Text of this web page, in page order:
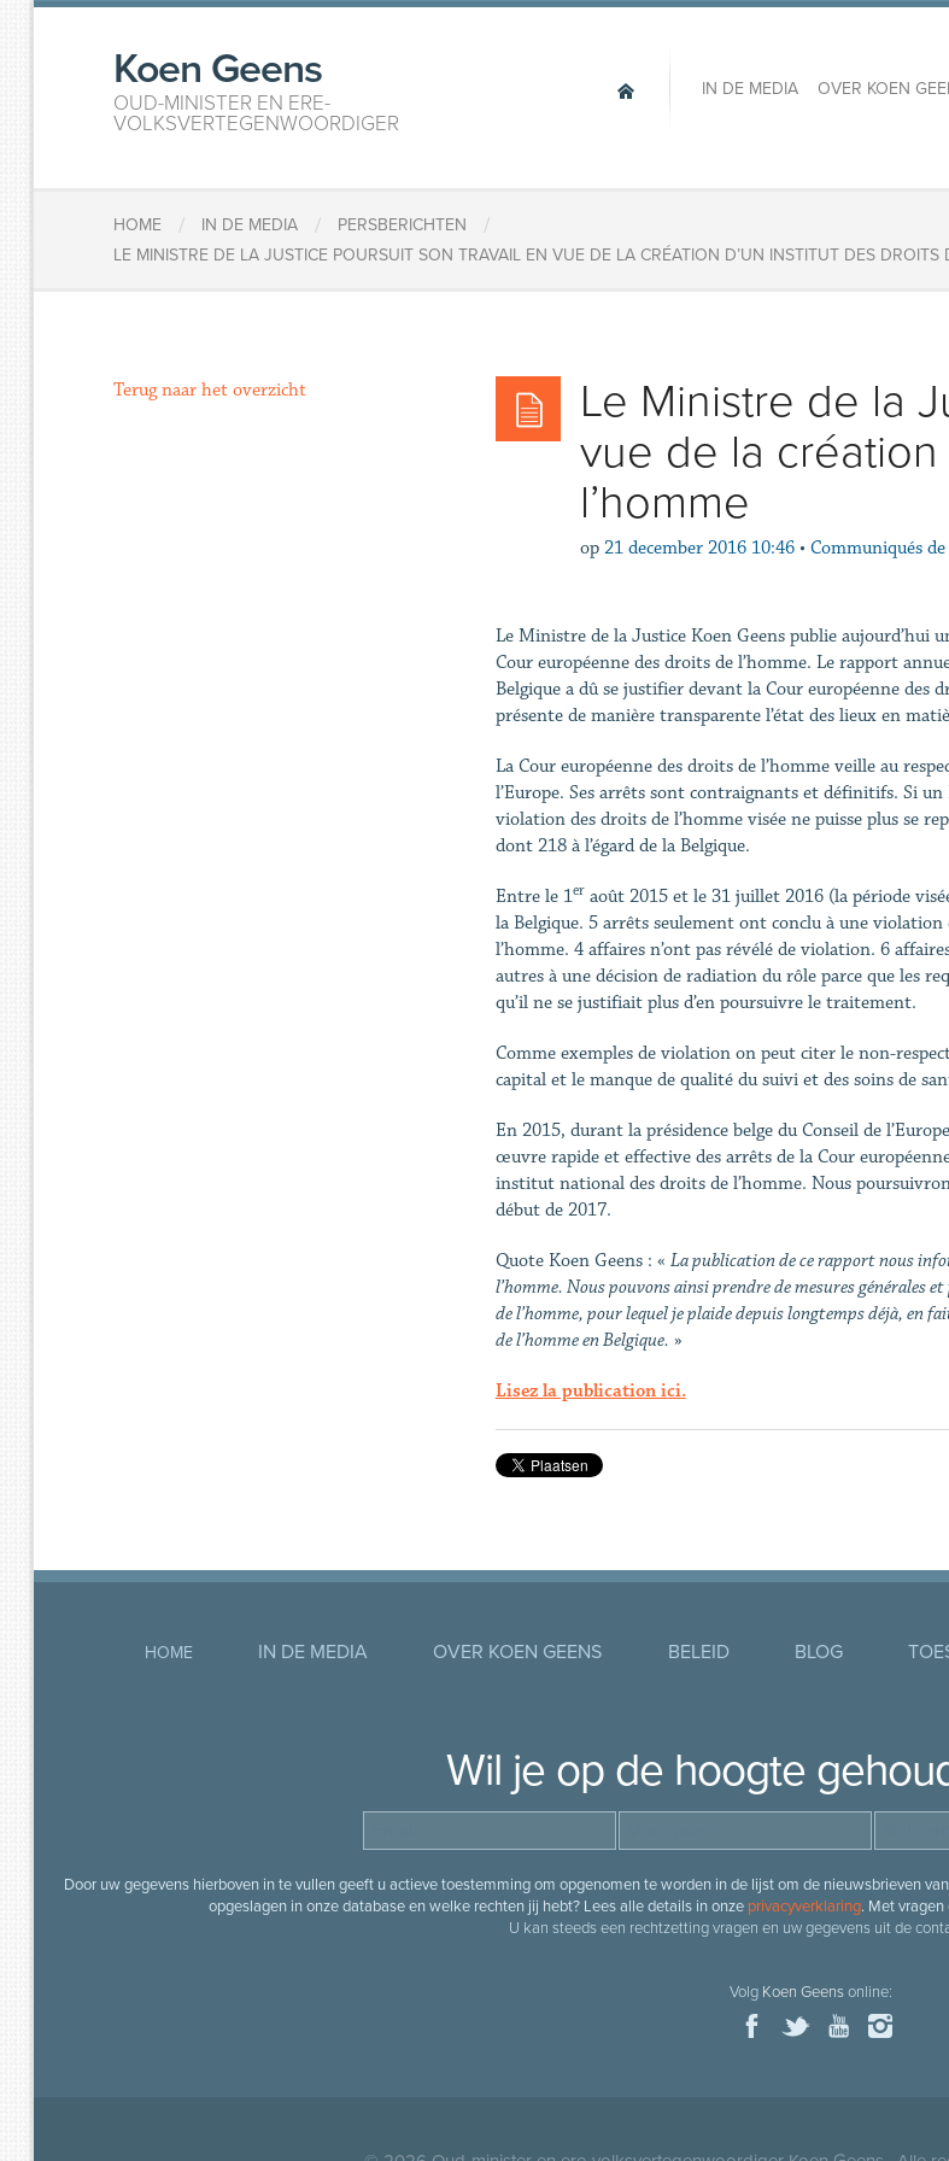
Koen Geens
OUD-MINISTER EN ERE-
VOLKSVERTEGENWOORDIGER
IN DE MEDIA OVER KOEN
HOME / IN DE MEDIA / PERSBERICHTEN /
LE MINISTRE DE LA JUSTICE POURSUIT SON TRAVAIL EN VUE DE LA CRÉATION D’UN INSTITUT DES DROITS
Le Ministre de la
vue de la création
l’homme
op 21 december 2016 10:46 • Communiqués de
Le Ministre de la Justice Koen Geens publie
Cour européenne des droits de l’homme. Le rapport
Belgique a dû se justifier devant la Cour européenne
présente de manière transparente l’état des lieux en
La Cour européenne des droits de l’homme veille au
l’Europe. Ses arrêts sont contraignants et définitifs. Si
violation des droits de l’homme visée ne puisse plus se
dont 218 à l’égard de la Belgique.
Entre le 1eraoût 2015 et le 31 juillet 2016 (la période
la Belgique. 5 arrêts seulement ont conclu à une
l’homme. 4 affaires n’ont pas révélé de violation. 6
autres à une décision de radiation du rôle parce que les
qu’il ne se justifiait plus d’en poursuivre le traitement.
Comme exemples de violation on peut citer le non-
capital et le manque de qualité du suivi et des soins de
En 2015, durant la présidence belge du Conseil de
œuvre rapide et effective des arrêts de la Cour
institut national des droits de l’homme. Nous
début de 2017.
Quote Koen Geens : « La publication de ce rapport nous
l’homme. Nous pouvons ainsi prendre de mesures générales
de l’homme, pour lequel je plaide depuis longtemps déjà,
de l’homme en Belgique. »
Lisez la publication ici.
Terug naar het overzicht
HOME IN DE MEDIA OVER KOEN GEENS BELEID BLOG
Wil je op de hoogte
Door uw gegevens hierboven in te vullen geeft u actieve toestemming om opgenomen te worden in de lijst om de nieuwsbrieven
opgeslagen in onze database en welke rechten jij hebt? Lees alle details in onze privacyverklaring. Met
U kan steeds een rechtzetting vragen en uw gegevens uit de
Volg Koen Geensonline: